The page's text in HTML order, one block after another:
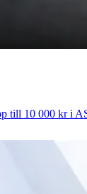
till 10 000 kr i